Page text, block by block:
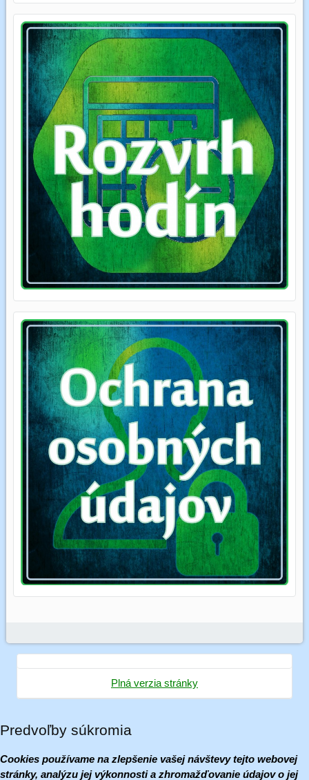
Plná verzia stránky
Predvoľby súkromia
Cookies používame na zlepšenie vašej návštevy tejto webovej
stránky, analýzu jej výkonnosti a zhromažďovanie údajov o jej